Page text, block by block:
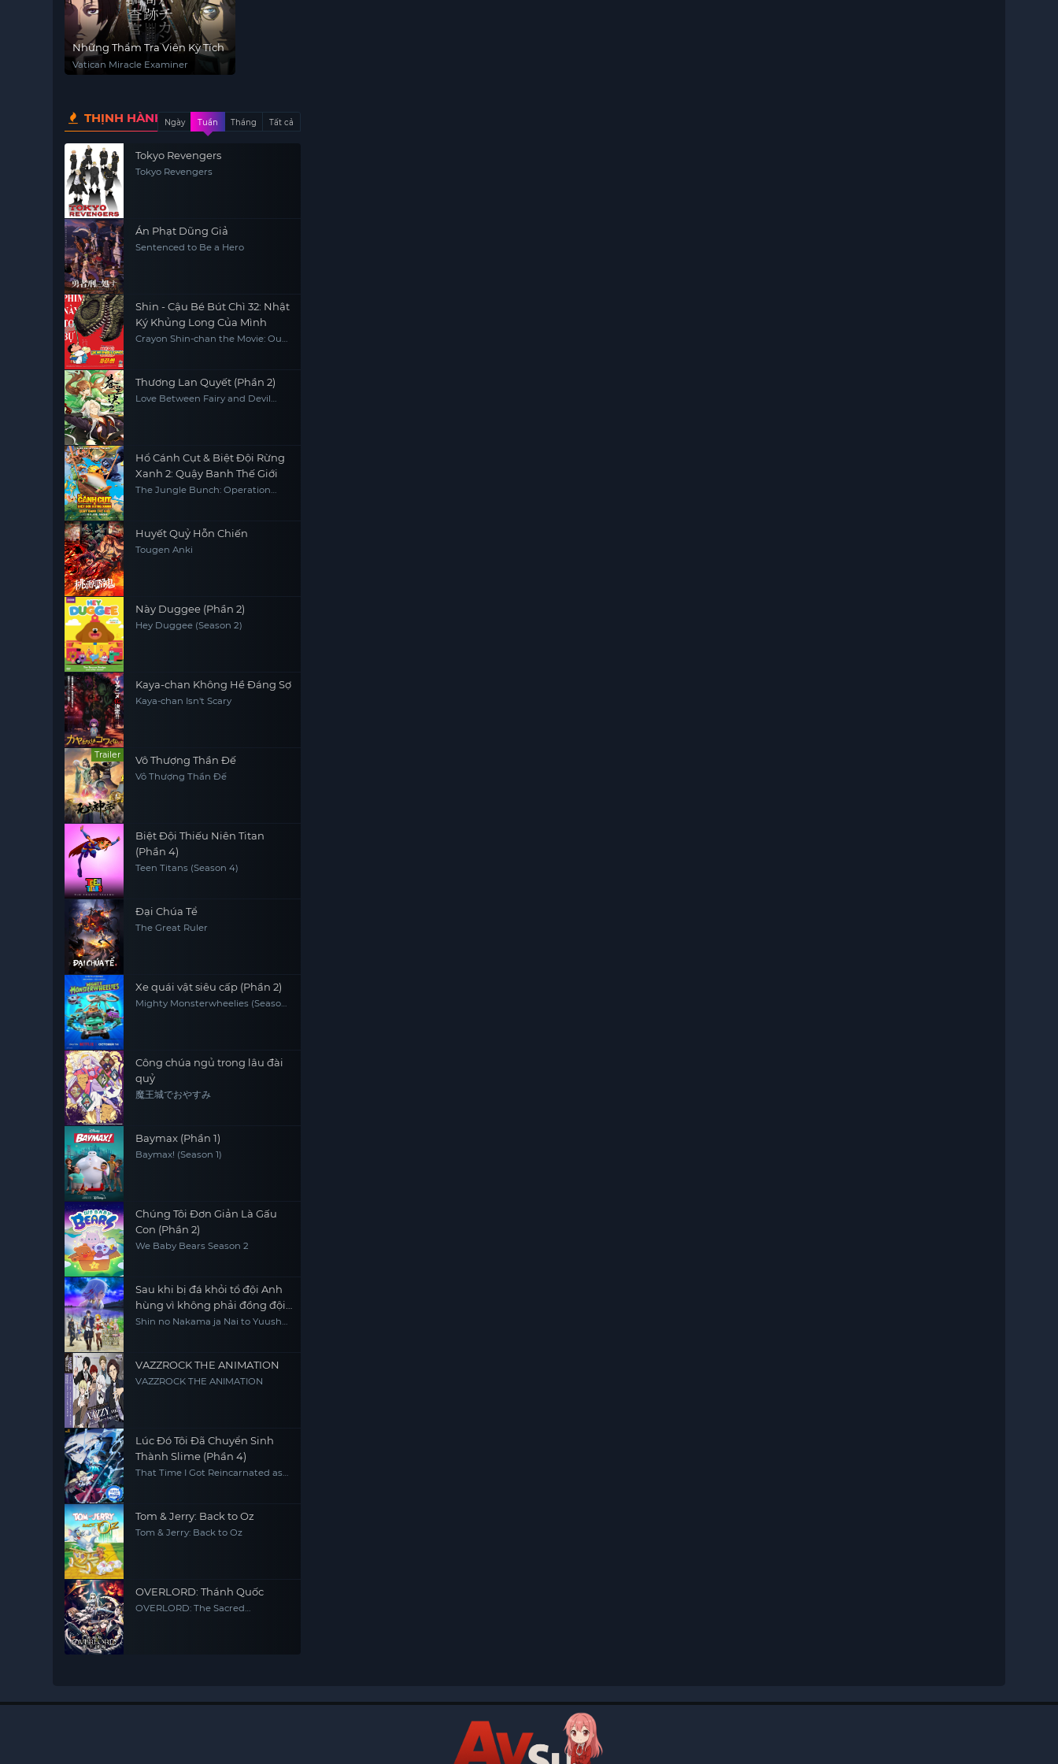
Những Thẩm Tra Viên Kỳ Tích
Vatican Miracle Examiner
THỊNH HÀNHNgày Tuần Tháng Tất cả
Tokyo Revengers
Tokyo Revengers
Án Phạt Dũng Giả
Sentenced to Be a Hero
Shin - Cậu Bé Bút Chì 32: Nhật
Ký Khủng Long Của Mình
Crayon Shin-chan the Movie: Our
Thương Lan Quyết (Phần 2)
Love Between Fairy and Devil
Hổ Cánh Cụt & Biệt Đội Rừng
Xanh 2: Quậy Banh Thế Giới
The Jungle Bunch: Operation
Huyết Quỷ Hỗn Chiến
Tougen Anki
Này Duggee (Phần 2)
Hey Duggee (Season 2)
Kaya-chan Không Hề Đáng Sợ
Kaya-chan Isn't Scary
Trailer Vô Thượng Thần Đế
Vô Thượng Thần Đế
Biệt Đội Thiếu Niên Titan
(Phần 4)
Teen Titans (Season 4)
Đại Chúa Tể
The Great Ruler
Xe quái vật siêu cấp (Phần 2)
Mighty Monsterwheelies (Season
Công chúa ngủ trong lâu đài
quỷ
魔王城でおやすみ
Baymax (Phần 1)
Baymax! (Season 1)
Chúng Tôi Đơn Giản Là Gấu
Con (Phần 2)
We Baby Bears Season 2
Sau khi bị đá khỏi tổ đội Anh
hùng vì không phải đồng đội
thực sự của họ, tôi quyết định
Shin no Nakama ja Nai to Yuusha
the Hero's Party, I Decided to Live
VAZZROCK THE ANIMATION
VAZZROCK THE ANIMATION
Lúc Đó Tôi Đã Chuyển Sinh
Thành Slime (Phần 4)
That Time I Got Reincarnated as
Tom & Jerry: Back to Oz
Tom & Jerry: Back to Oz
OVERLORD: Thánh Quốc
OVERLORD: The Sacred